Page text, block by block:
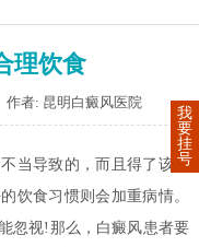
理饮食
作者: 昆明白癜风医院
当导致的，而且得了该病
饮食习惯则会加重病情。
忽视! 那么，白癜风患者要
我
要
挂
号